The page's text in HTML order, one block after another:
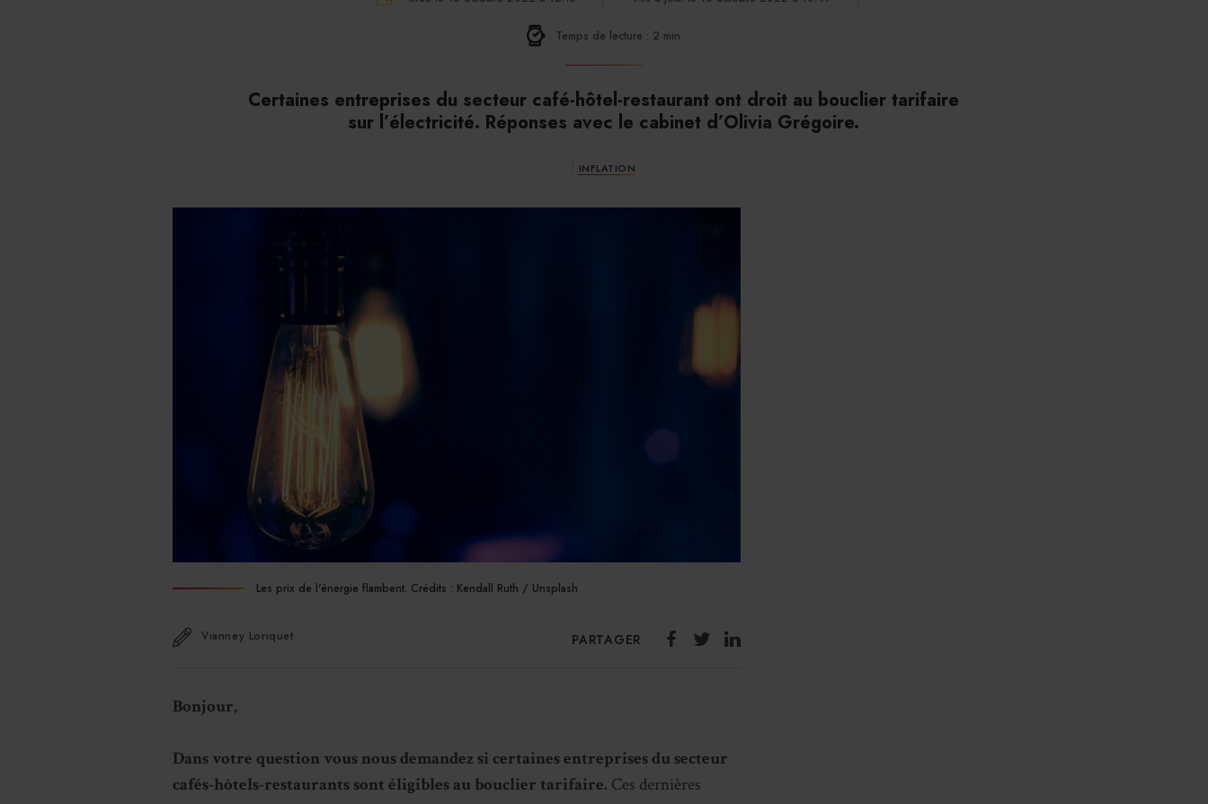
Temps de lecture : 2 min
Certaines entreprises du secteur café-hôtel-restaurant ont droit au bouclier tarifaire
sur l’électricité. Réponses avec le cabinet d’Olivia Grégoire.
INFLATION
Les prix de l'énergie flambent. Crédits : Kendall Ruth / Unsplash
Vianney Loriquet PARTAGER
Bonjour,
Dans votre question vous nous demandez si certaines entreprises du secteur
cafés-hôtels-restaurants sont éligibles au bouclier tarifaire. Ces dernières